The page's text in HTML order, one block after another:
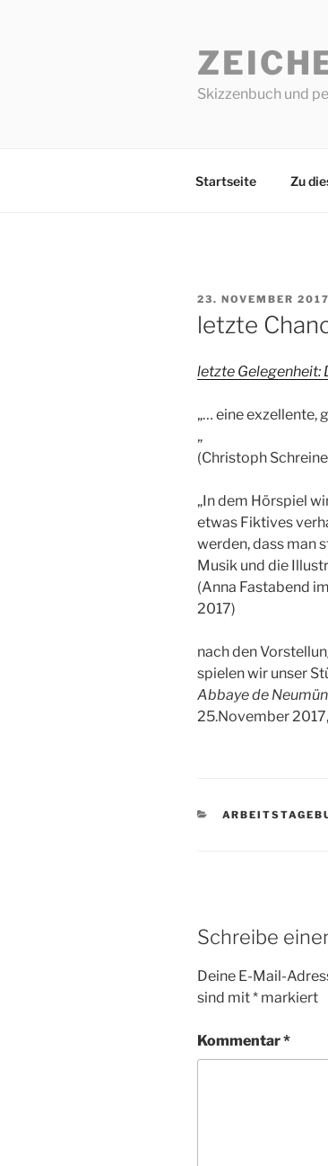
Skizzenbuch und
Startseite Zu
VERÖFFENTLICHT
AM
23. NOVEMBER 2017
letzte
letzte Gelegenheit:
„… eine exzellente,
„
(Christoph
„In dem Hörspiel
etwas Fiktives
werden, dass man
Musik und die
(Anna Fastabend
2017)
nach den
spielen wir unser
Abbaye de
25.November
KATEGORIEN
Schreibe
Deine E-Mail-
sind mit* markiert
Kommentar*